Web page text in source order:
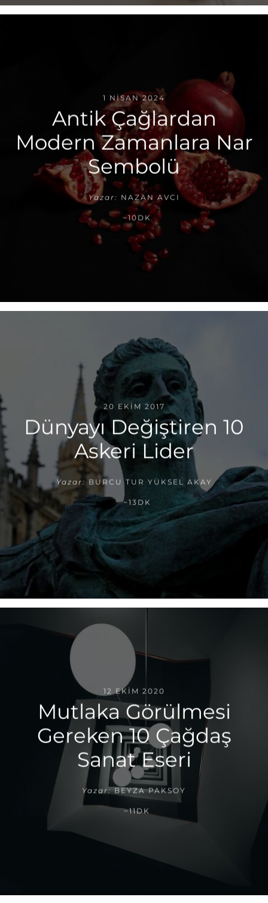
1 NISAN 2024
Antik Çağlardan
Modern Zamanlara Nar
Sembolü
Yazar: NAZAN AVCI
~10DK
20 EKIM 2017
Dünyayı Değiştiren 10
Askeri Lider
Yazar: BURCU TUR YÜKSEL AKAY
~13DK
12 EKIM 2020
Mutlaka Görülmesi
Gereken 10 Çağdaş
Sanat Eseri
Yazar: BEYZA PAKSOY
~11DK